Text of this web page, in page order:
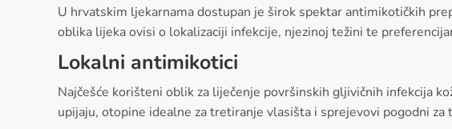
U hrvatskim ljekarnama dostupan je širok spektar antimikotičkih
oblika lijeka ovisi o lokalizaciji infekcije, njezinoj težini te
Lokalni antimikotici
Najčešće korišteni oblik za liječenje površinskih gljivičnih infekcija
upijaju, otopine idealne za tretiranje vlasišta i sprejevovi pogodni